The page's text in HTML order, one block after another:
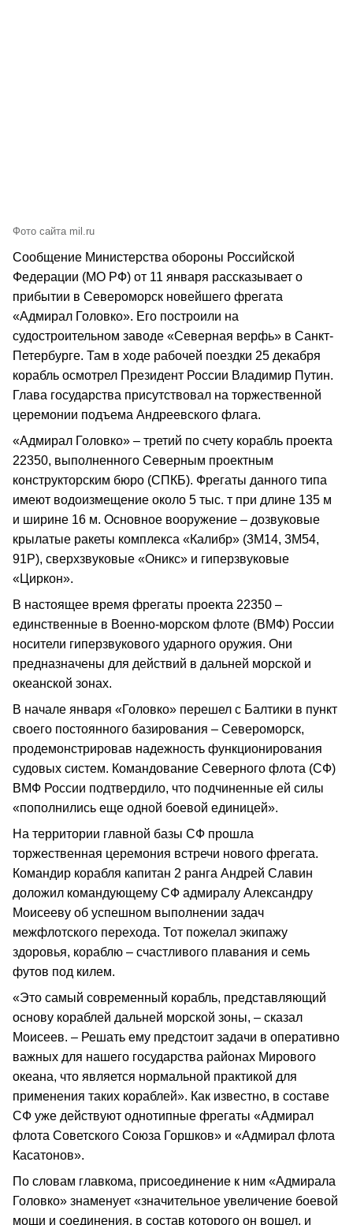
Фото сайта mil.ru
Сообщение Министерства обороны Российской
Федерации (МО РФ) от 11 января рассказывает о
прибытии в Североморск новейшего фрегата
«Адмирал Головко». Его построили на
судостроительном заводе «Северная верфь» в Санкт-
Петербурге. Там в ходе рабочей поездки 25 декабря
корабль осмотрел Президент России Владимир Путин.
Глава государства присутствовал на торжественной
церемонии подъема Андреевского флага.
«Адмирал Головко» – третий по счету корабль проекта
22350, выполненного Северным проектным
конструкторским бюро (СПКБ). Фрегаты данного типа
имеют водоизмещение около 5 тыс. т при длине 135 м
и ширине 16 м. Основное вооружение – дозвуковые
крылатые ракеты комплекса «Калибр» (3М14, 3М54,
91Р), сверхзвуковые «Оникс» и гиперзвуковые
«Циркон».
В настоящее время фрегаты проекта 22350 –
единственные в Военно-морском флоте (ВМФ) России
носители гиперзвукового ударного оружия. Они
предназначены для действий в дальней морской и
океанской зонах.
В начале января «Головко» перешел с Балтики в пункт
своего постоянного базирования – Североморск,
продемонстрировав надежность функционирования
судовых систем. Командование Северного флота (СФ)
ВМФ России подтвердило, что подчиненные ей силы
«пополнились еще одной боевой единицей».
На территории главной базы СФ прошла
торжественная церемония встречи нового фрегата.
Командир корабля капитан 2 ранга Андрей Славин
доложил командующему СФ адмиралу Александру
Моисееву об успешном выполнении задач
межфлотского перехода. Тот пожелал экипажу
здоровья, кораблю – счастливого плавания и семь
футов под килем.
«Это самый современный корабль, представляющий
основу кораблей дальней морской зоны, – сказал
Моисеев. – Решать ему предстоит задачи в оперативно
важных для нашего государства районах Мирового
океана, что является нормальной практикой для
применения таких кораблей». Как известно, в составе
СФ уже действуют однотипные фрегаты «Адмирал
флота Советского Союза Горшков» и «Адмирал флота
Касатонов».
По словам главкома, присоединение к ним «Адмирала
Головко» знаменует «значительное увеличение боевой
мощи и соединения, в состав которого он вошел, и